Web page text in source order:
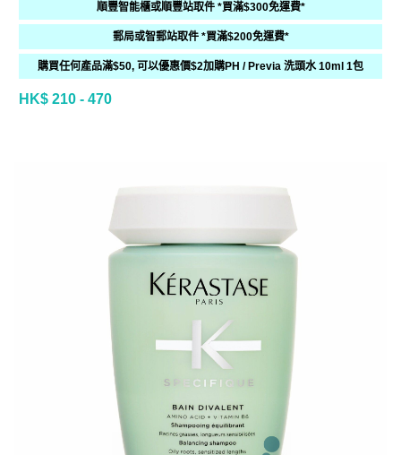
順豐智能櫃或順豐站取件 *買滿$300免運費*
郵局或智郵站取件 *買滿$200免運費*
購買任何產品滿$50, 可以優惠價$2加購PH / Previa 洗頭水 10ml 1包
HK$ 210 - 470